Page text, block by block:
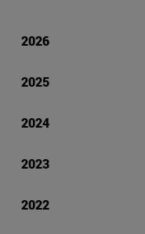
2026
2025
2024
2023
2022